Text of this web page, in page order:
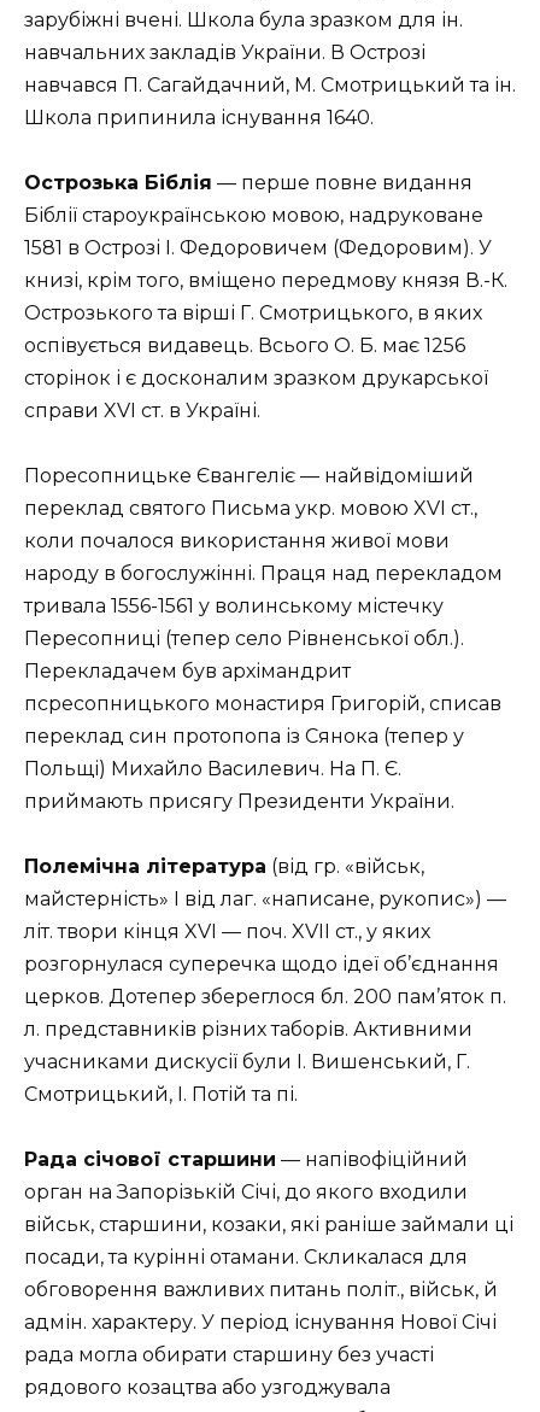
зарубіжні вчені. Школа була зразком для ін.
навчальних закладів України. В Острозі
навчався П. Сагайдачний, М. Смотрицький та ін.
Школа припинила існування 1640.
Острозька Біблія — перше повне видання
Біблії староукраїнською мовою, надруковане
1581 в Острозі І. Федоровичем (Федоровим). У
книзі, крім того, вміщено передмову князя В.-К.
Острозького та вірші Г. Смотрицького, в яких
оспівується видавець. Всього О. Б. має 1256
сторінок і є досконалим зразком друкарської
справи XVI ст. в Україні.
Поресопницьке Євангеліє — найвідоміший
переклад святого Письма укр. мовою XVI ст.,
коли почалося використання живої мови
народу в богослужінні. Праця над перекладом
тривала 1556-1561 у волинському містечку
Пересопниці (тепер село Рівненської обл.).
Перекладачем був архімандрит
псресопницького монастиря Григорій, списав
переклад син протопопа із Сянока (тепер у
Польщі) Михайло Василевич. На П. Є.
приймають присягу Президенти України.
Полемічна література (від гр. «військ,
майстерність» І від лаг. «написане, рукопис») —
літ. твори кінця XVI — поч. XVII ст., у яких
розгорнулася суперечка щодо ідеї об’єднання
церков. Дотепер збереглося бл. 200 пам’яток п.
л. представників різних таборів. Активними
учасниками дискусії були І. Вишенський, Г.
Смотрицький, І. Потій та пі.
Рада січової старшини — напівофіційний
орган на Запорізькій Січі, до якого входили
військ, старшини, козаки, які раніше займали ці
посади, та курінні отамани. Скликалася для
обговорення важливих питань політ., військ, й
адмін. характеру. У період існування Нової Січі
рада могла обирати старшину без участі
рядового козацтва або узгоджувала